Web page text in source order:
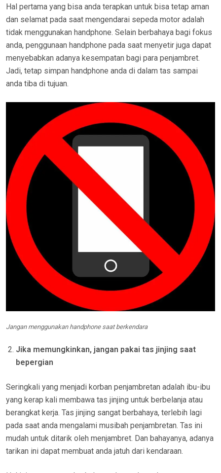
Hal pertama yang bisa anda terapkan untuk bisa tetap aman
dan selamat pada saat mengendarai sepeda motor adalah
tidak menggunakan handphone. Selain berbahaya bagi fokus
anda, penggunaan handphone pada saat menyetir juga dapat
menyebabkan adanya kesempatan bagi para penjambret.
Jadi, tetap simpan handphone anda di dalam tas sampai
anda tiba di tujuan.
Jangan menggunakan handphone saat berkendara
Jika memungkinkan, jangan pakai tas jinjing saat
bepergian
Seringkali yang menjadi korban penjambretan adalah ibu-ibu
yang kerap kali membawa tas jinjing untuk berbelanja atau
berangkat kerja. Tas jinjing sangat berbahaya, terlebih lagi
pada saat anda mengalami musibah penjambretan. Tas ini
mudah untuk ditarik oleh menjambret. Dan bahayanya, adanya
tarikan ini dapat membuat anda jatuh dari kendaraan.